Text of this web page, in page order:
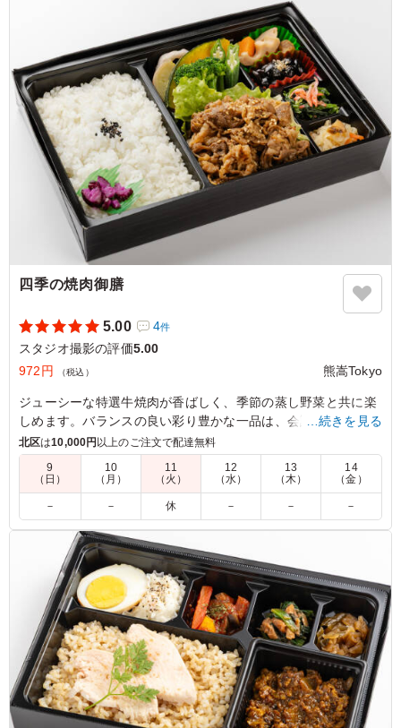
食欲をそそる一品でした。ねぎの爽やかな香りがアクセン
トとなり、濃すぎない味わいで最後までおいしくいただけ
ご利用シーン：ロケ・撮影›スタジオ撮影
神奈川県横浜市都筑区高山 2026/07/22
四季の焼肉御膳
5.00 4件
スタジオ撮影の評価5.00
972円
（税込） 熊嵩Tokyo
ジューシーな特選牛焼肉が香ばしく、季節の蒸し野菜と共に楽
しめます。バランスの良い彩り豊かな一品は、会議や社内懇親
ランチに最適です。
5.0
しっかりとした味付けのお肉で食欲が進み、冷めてもおい
しく食べられました。付け合わせも種類があり満足感があ
ります。ボリュームもちょうど良く、午後の撮影に向けて
しっかりエネルギー補給ができるお弁当でした
ご利用シーン：ロケ・撮影›スタジオ撮影
東京都世田谷区野毛2026/06/24
…続きを見る
北区は10,000円以上のご注文で配達無料
9
（日）
10
（月）
11
（火）
12
（水）
13
（木）
14
（金）
－ － 休 － － －